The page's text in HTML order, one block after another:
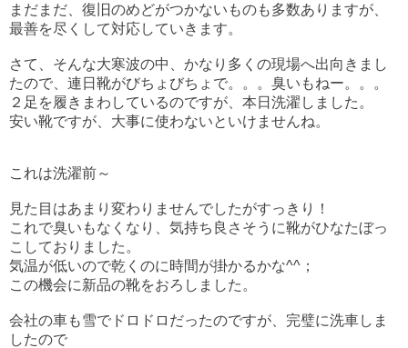
まだまだ、復旧のめどがつかないものも多数ありますが、
最善を尽くして対応していきます。
さて、そんな大寒波の中、かなり多くの現場へ出向きまし
たので、連日靴がびちょびちょで。。。臭いもねー。。。
２足を履きまわしているのですが、本日洗濯しました。
安い靴ですが、大事に使わないといけませんね。
これは洗濯前～
見た目はあまり変わりませんでしたがすっきり！
これで臭いもなくなり、気持ち良さそうに靴がひなたぼっ
こしておりました。
気温が低いので乾くのに時間が掛かるかな^^；
この機会に新品の靴をおろしました。
会社の車も雪でドロドロだったのですが、完璧に洗車しま
したので